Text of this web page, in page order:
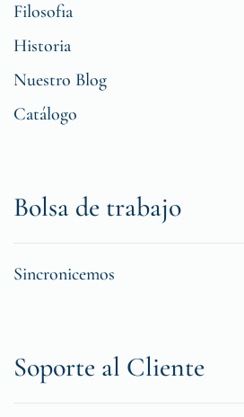
Filosofia
Historia
Nuestro Blog
Catálogo
Bolsa de trabajo
Sincronicemos
Soporte al Cliente